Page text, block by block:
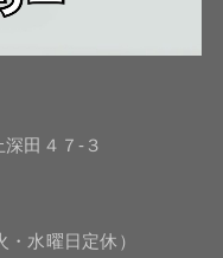
田４７-３
水曜日定休）